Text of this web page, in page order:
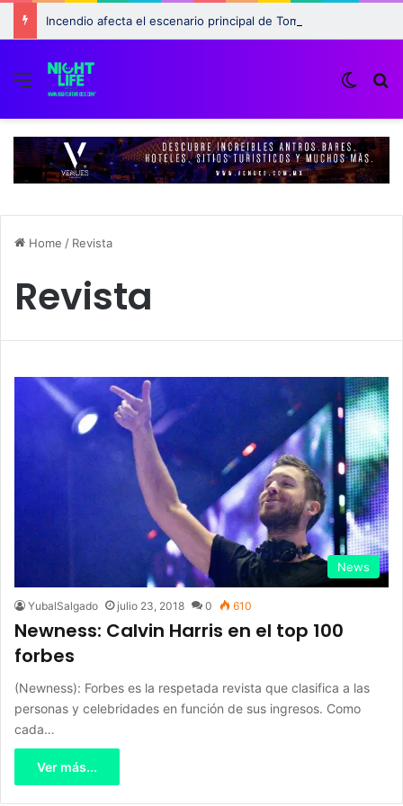
Menu
Home / Revista
Revista
News
YubalSalgado julio 23, 2018 0 610
Newness: Calvin Harris en el top 100
forbes
(Newness): Forbes es la respetada revista que clasifica a las
personas y celebridades en función de sus ingresos. Como
cada…
Ver más...